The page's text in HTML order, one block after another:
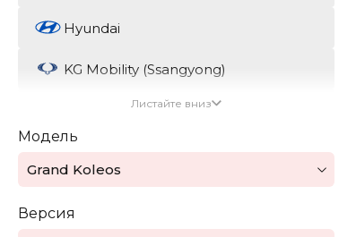
Hyundai
KG Mobility (Ssangyong)
Листайте вниз
Модель
Grand Koleos
Версия